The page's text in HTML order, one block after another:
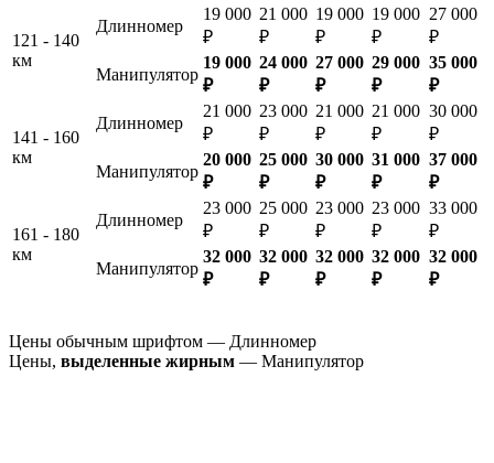
121 - 140
км
Длинномер
19 000
₽
21 000
₽
19 000
₽
19 000
₽
27 000
₽
Манипулятор
19 000
₽
24 000
₽
27 000
₽
29 000
₽
35 000
₽
141 - 160
км
Длинномер
21 000
₽
23 000
₽
21 000
₽
21 000
₽
30 000
₽
Манипулятор
20 000
₽
25 000
₽
30 000
₽
31 000
₽
37 000
₽
161 - 180
км
Длинномер
23 000
₽
25 000
₽
23 000
₽
23 000
₽
33 000
₽
Манипулятор
32 000
₽
32 000
₽
32 000
₽
32 000
₽
32 000
₽
Цены обычным шрифтом — Длинномер
Цены, выделенные жирным — Манипулятор